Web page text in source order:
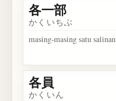
各一部
かくいちぶ
masing-masing satu salinan
各員
かくいん